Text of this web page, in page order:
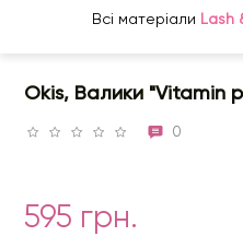
Всі матеріали Lash
Okis, Валики "Vitamin
0
595 грн.